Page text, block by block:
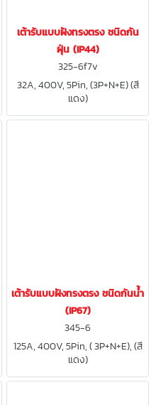
เต้ารับแบบฝังทรงตรง ชนิดกัน
ฝุ่น (IP44)
325-6f7v
32A, 400V, 5Pin, (3P+N+E) (สี
แดง)
เต้ารับแบบฝังทรงตรง ชนิดกันน้ำ
(IP67)
345-6
125A, 400V, 5Pin, ( 3P+N+E), (สี
แดง)